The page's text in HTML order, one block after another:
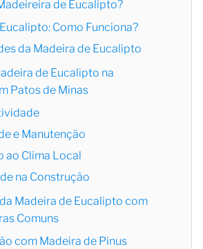
de Eucalipto?
Como Funciona?
da Madeira de Eucalipto
de Eucalipto na
Patos de Minas
e Manutenção
ao Clima Local
na Construção
Madeira de Eucalipto com
Comuns
com Madeira de Pinus